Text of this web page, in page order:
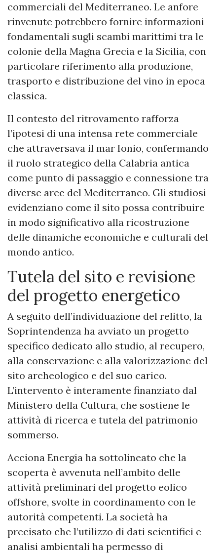
commerciali del Mediterraneo. Le anfore
rinvenute potrebbero fornire informazioni
fondamentali sugli scambi marittimi tra le
colonie della Magna Grecia e la Sicilia, con
particolare riferimento alla produzione,
trasporto e distribuzione del vino in epoca
classica.
Il contesto del ritrovamento rafforza
l’ipotesi di una intensa rete commerciale
che attraversava il mar Ionio, confermando
il ruolo strategico della Calabria antica
come punto di passaggio e connessione tra
diverse aree del Mediterraneo. Gli studiosi
evidenziano come il sito possa contribuire
in modo significativo alla ricostruzione
delle dinamiche economiche e culturali del
mondo antico.
Tutela del sito e revisione
del progetto energetico
A seguito dell’individuazione del relitto, la
Soprintendenza ha avviato un progetto
specifico dedicato allo studio, al recupero,
alla conservazione e alla valorizzazione del
sito archeologico e del suo carico.
L’intervento è interamente finanziato dal
Ministero della Cultura, che sostiene le
attività di ricerca e tutela del patrimonio
sommerso.
Acciona Energia ha sottolineato che la
scoperta è avvenuta nell’ambito delle
attività preliminari del progetto eolico
offshore, svolte in coordinamento con le
autorità competenti. La società ha
precisato che l’utilizzo di dati scientifici e
analisi ambientali ha permesso di